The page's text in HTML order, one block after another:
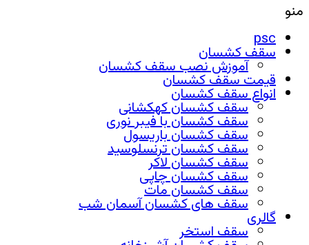
منو
psc
سقف کشسان
آموزش نصب سقف کشسان
قیمت سقف کشسان
انواع سقف کشسان
سقف کشسان کهکشانی
سقف کشسان با فیبر نوری
سقف کشسان باریسول
سقف کشسان ترنسلوسید
سقف کشسان لاکر
سقف کشسان چاپی
سقف کشسان مات
سقف های کشسان آسمان شب
گالری
سقف استخر